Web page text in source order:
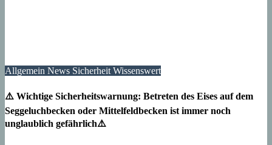
Allgemein News Sicherheit Wissenswert
⚠️ Wichtige Sicherheitswarnung: Betreten des Eises auf dem
Seggeluchbecken oder Mittelfeldbecken ist immer noch
unglaublich gefährlich⚠️